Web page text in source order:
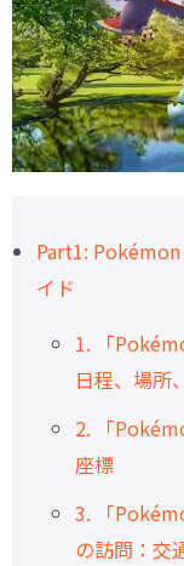
Part1:
イド
1. 「
日程、場所
2. 「
座標
3. 「
の訪問：交